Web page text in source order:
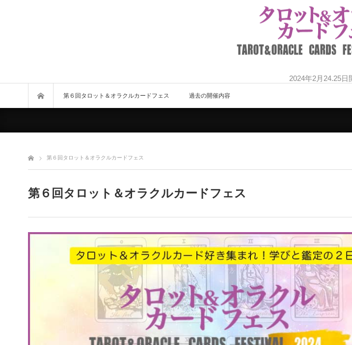
2024年2月24.25日
第６回タロット＆オラクルカードフェス 過去の開催内容
第６回タロット＆オラクルカードフェス
第６回タロット＆オラクルカードフェス